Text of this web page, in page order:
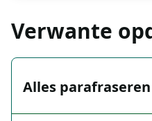
Verwante
Alles